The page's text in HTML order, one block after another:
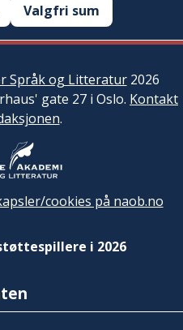
Valgfri sum
Språk og Litteratur2026
gate 27 i Oslo. Kontakt
.
cookies på naob.no
i 2026